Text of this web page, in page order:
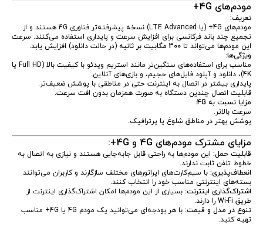
مودم‌های 4G+
تعریف:
مودم‌های 4G+ (یا LTE Advanced) نسخه پیشرفته‌تر فناوری 4G هستند و از
تجمیع چند باند فرکانسی برای افزایش سرعت و پایداری استفاده می‌کنند. سرعت
این مودم‌ها می‌تواند تا 300 مگابیت بر ثانیه
(در حالت دانلود) افزایش یابد.
ویژگی‌ها:
مناسب برای استفاده‌های سنگین‌تر مانند استریم ویدئو با کیفیت بالا (Full HD یا
4K)، دانلود و آپلود فایل‌های حجیم، و بازی‌های آنلاین.
پایداری بیشتر در اتصال به اینترنت حتی در مناطقی با پوشش ضعیف‌تر.
قابلیت اتصال چندین دستگاه به صورت همزمان بدون افت سرعت.
مزایا نسبت به 4G:
سرعت بالاتر.
پوشش بهتر در مناطق شلوغ یا پرترافیک.
مزایای مشترک مودم‌های 4G و 4G+:
قابلیت حمل: این مودم‌ها به راحتی قابل جابه‌جایی هستند و نیازی به اتصال به
خطوط تلفن ثابت ندارند.
انعطاف‌پذیری: با سیم‌کارت‌های اپراتورهای مختلف سازگارند و کاربران می‌توانند
بسته‌های اینترنتی مناسب خود را انتخاب کنند.
اشتراک‌گذاری اینترنت: بسیاری از این مودم‌ها امکان اشتراک‌گذاری اینترنت از
طریق Wi-Fi را دارند.
تنوع در مدل و قیمت:
با هر بودجه‌ای می‌توانید یک مودم 4G یا 4G+ مناسب
تهیه کنید.